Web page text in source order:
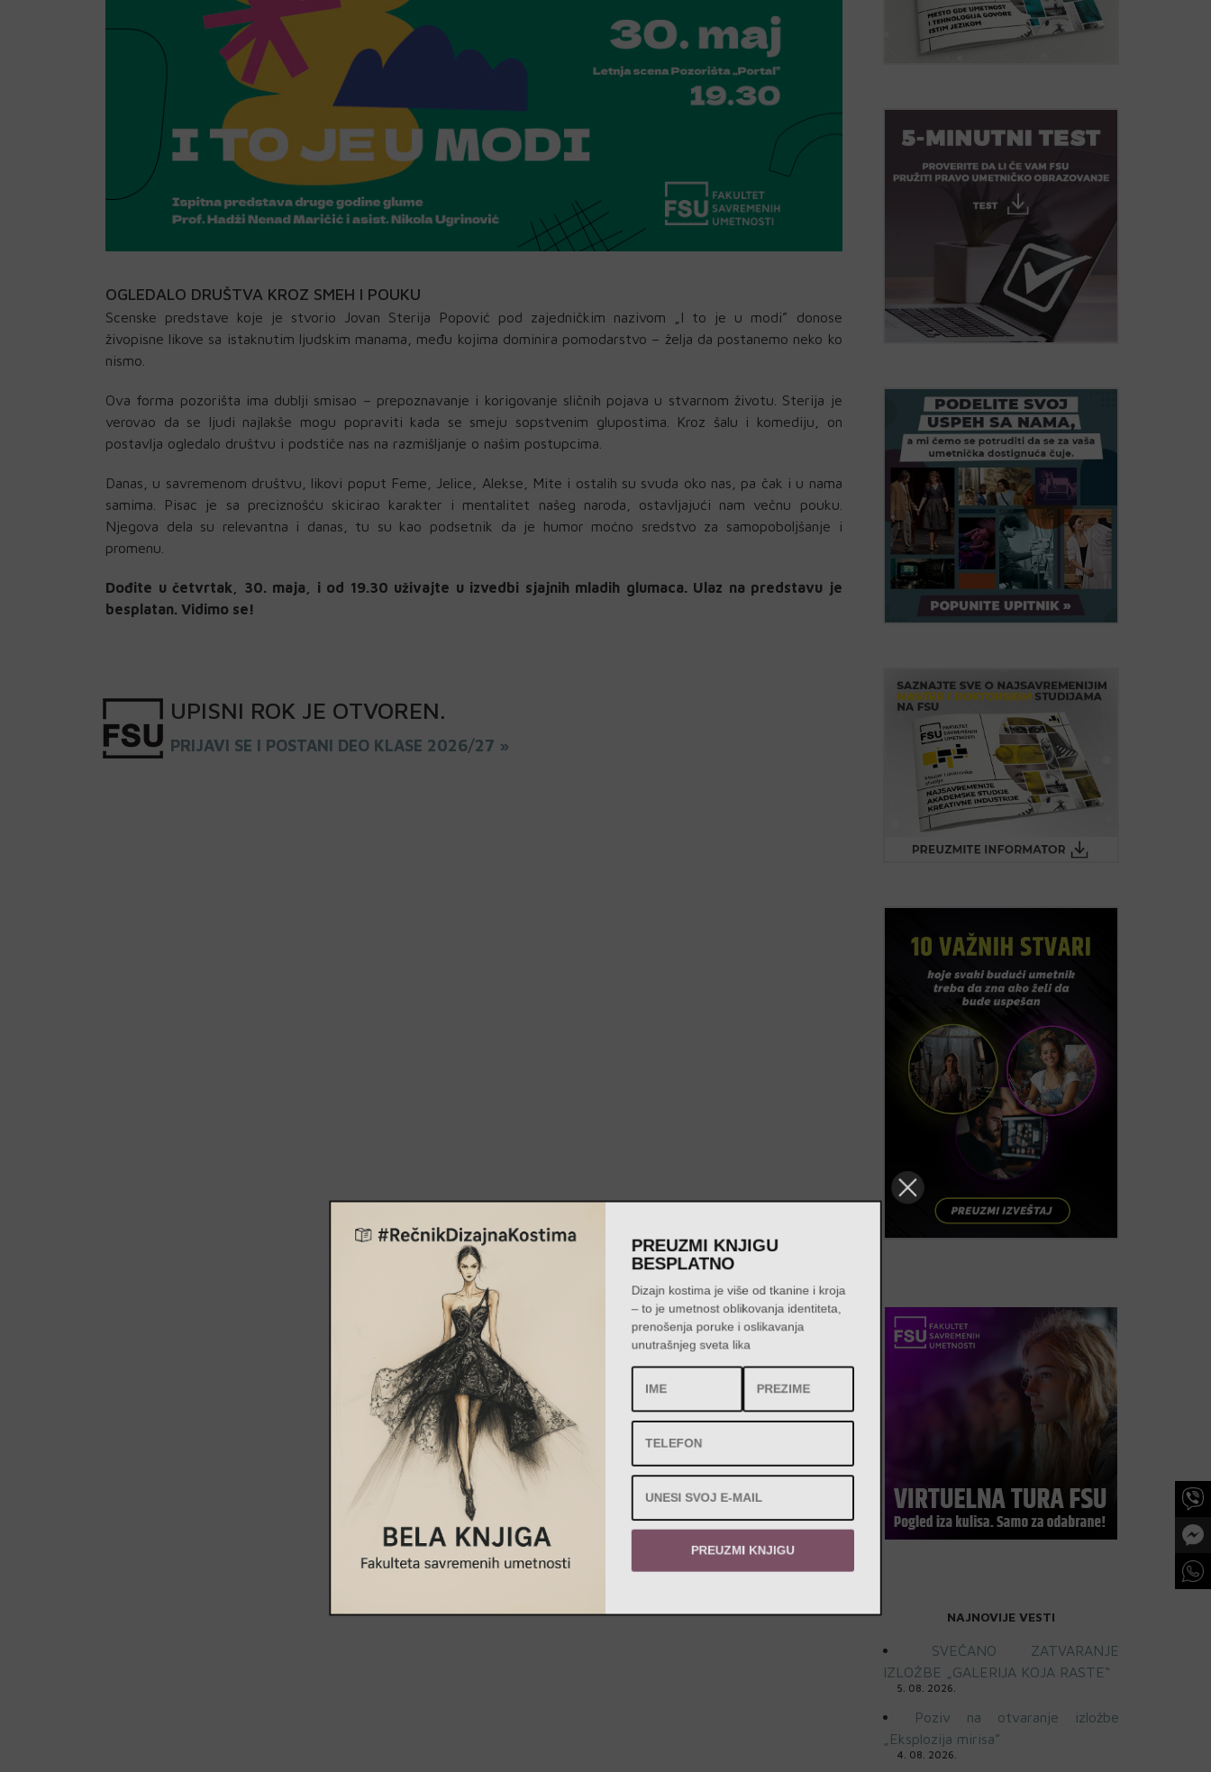
OGLEDALO DRUŠTVA KROZ SMEH I POUKU
Scenske predstave koje je stvorio Jovan Sterija Popović pod zajedničkim nazivom „I to je u modi” donose
živopisne likove sa istaknutim ljudskim manama, među kojima dominira pomodarstvo – želja da postanemo neko ko
nismo.
Ova forma pozorišta ima dublji smisao – prepoznavanje i korigovanje sličnih pojava u stvarnom životu. Sterija je
verovao da se ljudi najlakše mogu popraviti kada se smeju sopstvenim glupostima. Kroz šalu i komediju, on
postavlja ogledalo društvu i podstiče nas na razmišljanje o našim postupcima.
Danas, u savremenom društvu, likovi poput Feme, Jelice, Alekse, Mite i ostalih su svuda oko nas, pa čak i u nama
samima. Pisac je sa preciznošću skicirao karakter i mentalitet našeg naroda, ostavljajući nam večnu pouku.
Njegova dela su relevantna i danas, tu su kao podsetnik da je humor moćno sredstvo za samopoboljšanje i
promenu.
Dođite u četvrtak, 30. maja, i od 19.30 uživajte u izvedbi sjajnih mladih glumaca. Ulaz na predstavu je
besplatan. Vidimo se!
UPISNI ROK JE OTVOREN.
PRIJAVI SE I POSTANI DEO KLASE 2026/27 »
NAJNOVIJE VESTI
SVEČANO ZATVARANJE
IZLOŽBE „GALERIJA KOJA RASTE“
5. 08. 2026.
Poziv na otvaranje izložbe
„Eksplozija mirisa”
4. 08. 2026.
PREUZMI KNJIGU
BESPLATNO
Dizajn kostima je više od tkanine i kroja
– to je umetnost oblikovanja identiteta,
prenošenja poruke i oslikavanja
unutrašnjeg sveta lika
PREUZMI KNJIGU